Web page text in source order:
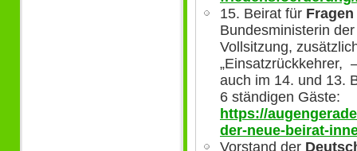
15. Beirat für
Bundesministerin
Vollsitzung,
„Einsatzrückkehrer,
auch im 14. und 13.
6 ständigen Gäste:
https://
der-neue-beirat-
Vorstand der